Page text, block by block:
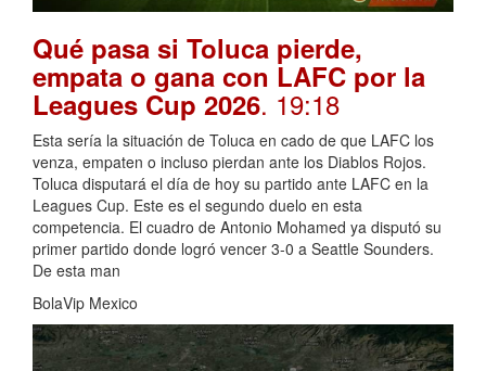
Qué pasa si Toluca pierde,
empata o gana con LAFC por la
Leagues Cup 2026. 19:18
Esta sería la situación de Toluca en cado de que LAFC los
venza, empaten o incluso pierdan ante los Diablos Rojos.
Toluca disputará el día de hoy su partido ante LAFC en la
Leagues Cup. Este es el segundo duelo en esta
competencia. El cuadro de Antonio Mohamed ya disputó su
primer partido donde logró vencer 3-0 a Seattle Sounders.
De esta man
BolaVip Mexico